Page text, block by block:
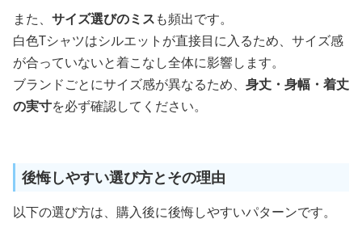
また、 サイズ選びのミスも頻出です。
白色Tシャツはシルエットが直接目に入るため、サイズ感
が合っていないと着こなし全体に影響します。
ブランドごとにサイズ感が異なるため、 身丈・身幅・着丈
の実寸を必ず確認してください。
後悔しやすい選び方とその理由
以下の選び方は、購入後に後悔しやすいパターンです。